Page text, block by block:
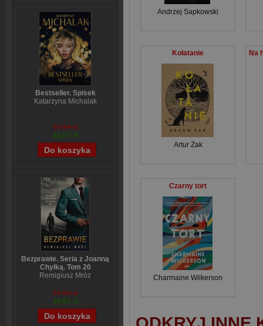
Bestseller. Spisek
Katarzyna Michalak
59,84 zł
48,07 zł
Bezprawie. Seria z Joanną
Chyłką. Tom 20
Remigiusz Mróz
57,60 zł
44,02 zł
Andrzej Sapkowski
Kołatanie
Artur Żak
Czarny tort
Charmaine Wilkerson